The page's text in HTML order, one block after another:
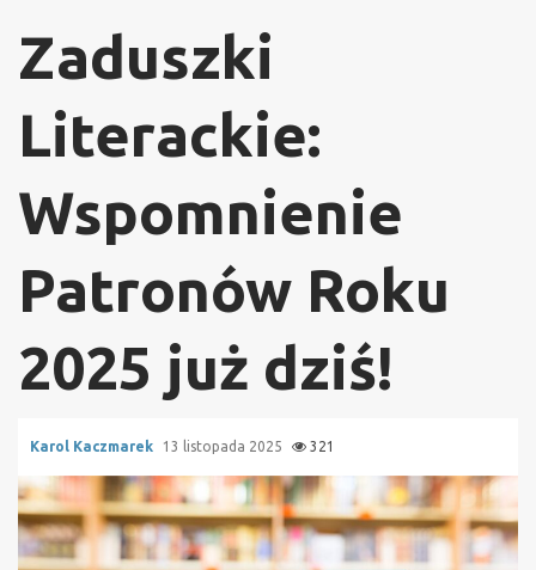
Zaduszki
Literackie:
Wspomnienie
Patronów Roku
2025 już dziś!
Karol Kaczmarek 13 listopada 2025 321